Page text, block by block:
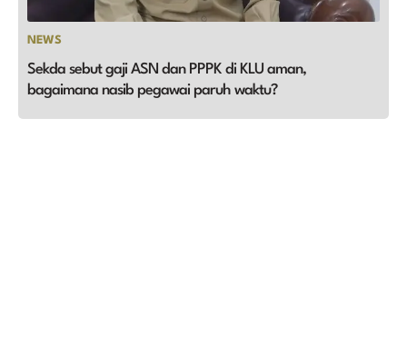
NEWS
Sekda sebut gaji ASN dan PPPK di KLU aman,
bagaimana nasib pegawai paruh waktu?